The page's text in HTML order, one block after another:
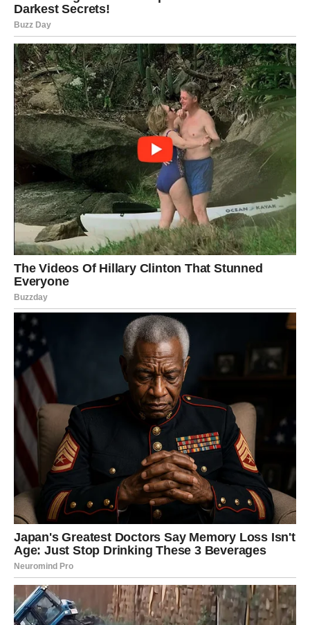
uspomene za koje ste mislili da su izblijedjele. Bivša
ljubav pokušat će objasniti razloge svojih postupaka i
pokazati da se mnogo toga promijenilo. Dobro razmislite
prije nego što donesete konačnu odluku.
Djevica
Jedna poruka donijet će vam veliko iznenađenje. Osoba
iz prošlosti priznat će da je napravila grešku i da često
razmišlja o tome kako bi vaš odnos izgledao da su
okolnosti bile drugačije. Ovaj razgovor pomoći će vam da
mnogo jasnije sagledate vlastite emocije.
Vaga
Pred vama su dani puni snažnih emocija. Bivši partner
mogao bi vam priznati da nikada nije uspio zaboraviti sve
lijepe trenutke koje ste dijelili. Susret ili razgovor
probudit će osjećaje koji su dugo bili potisnuti. Zvijezde
pokazuju da odluka koju donesete može imati veliki
utjecaj na vašu budućnost.
Škorpija